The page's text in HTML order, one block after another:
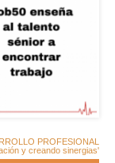
PROFESIONAL
y creando sinergias'